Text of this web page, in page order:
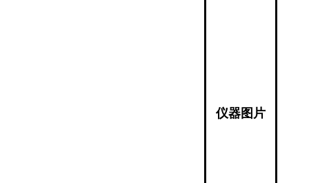
仪器图片